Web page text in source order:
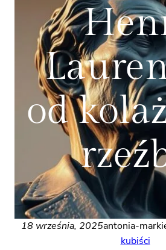
od
18 września, 2025antonia-
kubiści